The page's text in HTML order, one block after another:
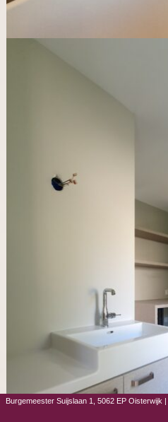
Burgemeester Suijslaan 1, 5062 EP Oisterwijk |